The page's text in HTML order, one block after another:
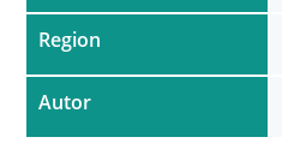
Region
Autor